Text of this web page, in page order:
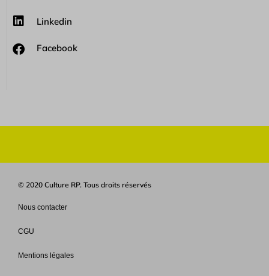
Linkedin
Facebook
© 2020 Culture RP. Tous droits réservés
Nous contacter
CGU
Mentions légales